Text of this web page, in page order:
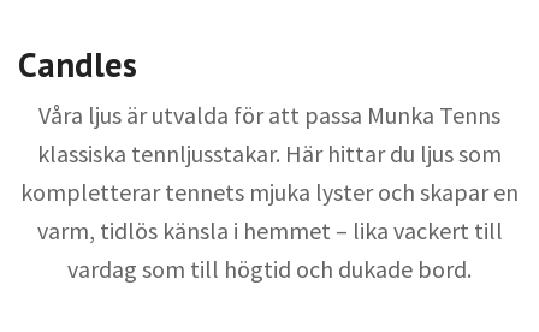
Candles
Våra ljus är utvalda för att passa Munka Tenns
klassiska tennljusstakar. Här hittar du ljus som
kompletterar tennets mjuka lyster och skapar en
varm, tidlös känsla i hemmet – lika vackert till
vardag som till högtid och dukade bord.